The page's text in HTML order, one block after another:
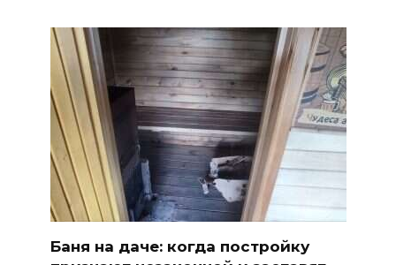
Баня на даче: когда постройку